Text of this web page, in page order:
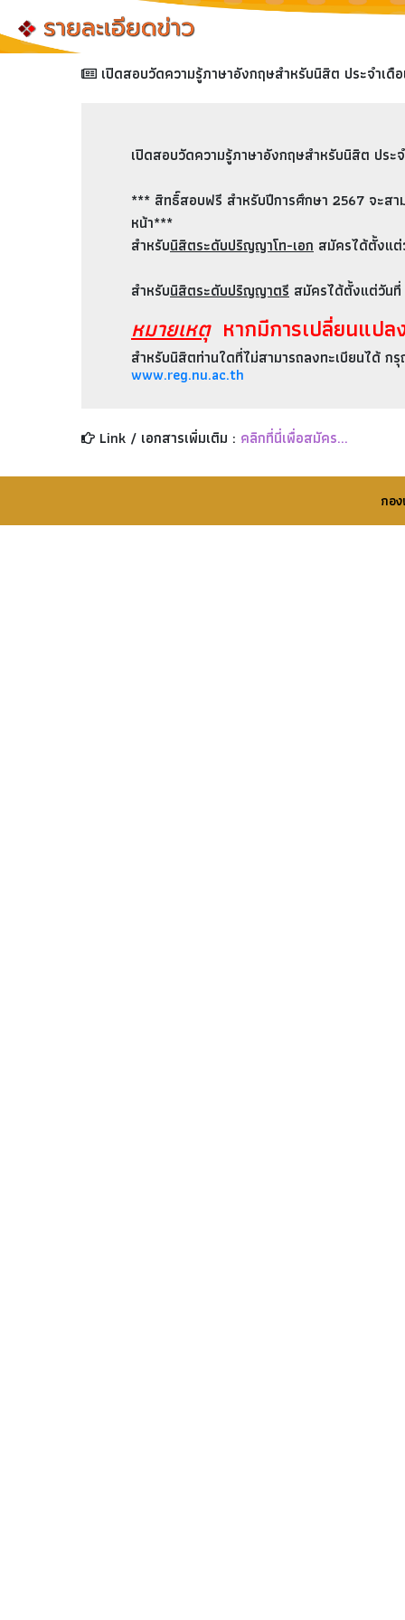
เปิดสอบวัดความรู้ภาษาอังกฤษสำหรับนิสิต ประจำเ
เปิดสอบวัดความรู้ภาษาอังกฤษสำหรับนิสิต ประ
*** สิทธิ์สอบฟรี สำหรับปีการศึกษา 2567 จะสา
หน้า***
สำหรับนิสิตระดับปริญญาโท-เอก สมัครได้ตั้งแ
สำหรับนิสิตระดับปริญญาตรี สมัครได้ตั้งแต่วันที่
หมายเหตุหากมีการเปลี่ยนแปล
สำหรับนิสิตท่านใดที่ไม่สามารถลงทะเบียนได้
www.reg.nu.ac.th
Link / เอกสารเพิ่มเติม : คลิกที่นี่เพื่อสมัคร...
กอ